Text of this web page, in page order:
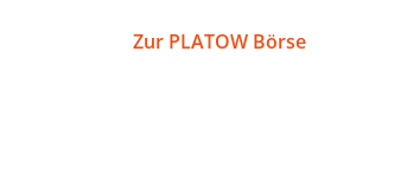
Zur PLATOW Börse